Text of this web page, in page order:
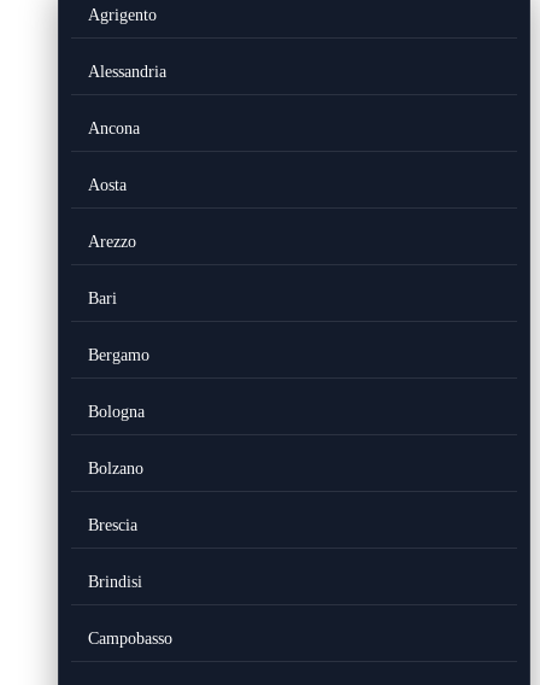
Agrigento
Alessandria
Ancona
Aosta
Arezzo
Bari
Bergamo
Bologna
Bolzano
Brescia
Brindisi
Campobasso